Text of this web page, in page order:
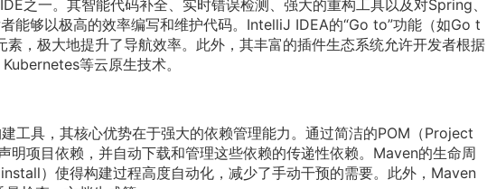
之一。其智能代码补全、实时错误检测、强大的重构工具以及对Spring、
能够以极高的效率编写和维护代码。IntelliJ IDEA的“Go to”功能（如Go t
，极大地提升了导航效率。此外，其丰富的插件生态系统允许开发者根据
等云原生技术。
工具，其核心优势在于强大的依赖管理能力。通过简洁的POM（Project
项目依赖，并自动下载和管理这些依赖的传递性依赖。Maven的生命周
）使得构建过程高度自动化，减少了手动干预的需要。此外，Maven